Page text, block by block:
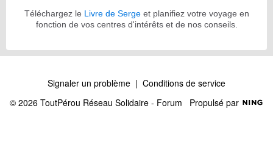
Téléchargez le Livre de Sergeet planifiez votre voyage en
fonction de vos centres d'intérêts et de nos conseils.
Signaler un problème | Conditions de service
© 2026 ToutPérou Réseau Solidaire - Forum Propulsé par